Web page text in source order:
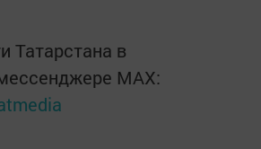
Татарстана в
MАХ: